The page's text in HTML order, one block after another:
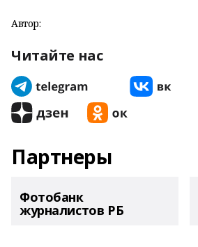
Автор:
Читайте нас
Партнеры
Фотобанк
журналистов РБ